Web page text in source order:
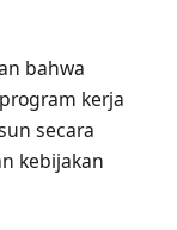
bahwa
kerja
secara
kebijakan